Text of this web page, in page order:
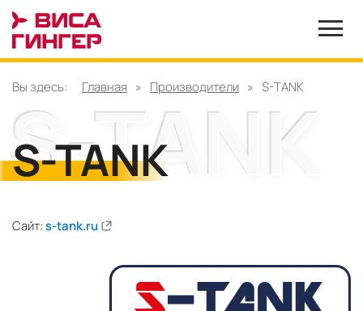
Вы здесь: Главная » Производители » S-TANK
S-TANK
Сайт:s-tank.ru